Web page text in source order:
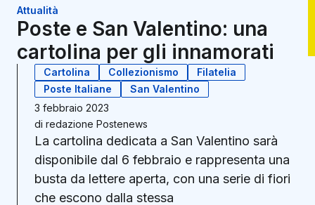
Attualità
Poste e San Valentino: una
cartolina per gli innamorati
Cartolina Collezionismo
Filatelia
Poste Italiane
San Valentino
3 febbraio 2023
di redazione Postenews
La cartolina dedicata a San Valentino sarà
disponibile dal 6 febbraio e rappresenta una
busta da lettere aperta, con una serie di fiori
che escono dalla stessa